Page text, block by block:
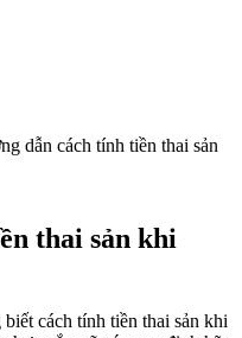
dẫn cách tính tiền thai sản
thai sản khi
cách tính tiền thai sản khi